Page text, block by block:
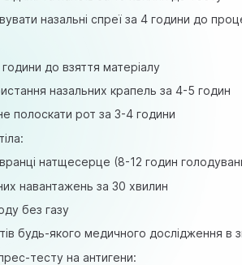
назальні спреї за 4 години до
до взяття матеріалу
назальних крапель за 4-5 годин
полоскати рот за 3-4 години
натщесерце (8-12 годин
навантажень за 30 хвилин
без газу
будь-якого медичного дослідження в
тесту на антигени: